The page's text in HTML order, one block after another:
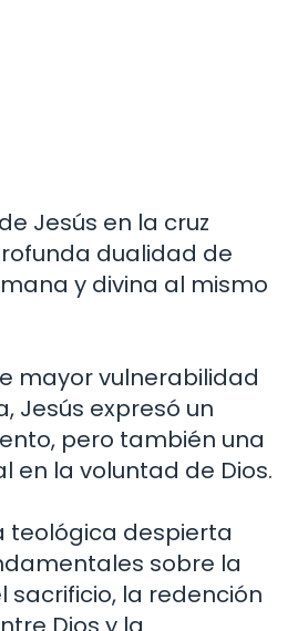
Jesús en la cruz
dualidad de
y divina al mismo
mayor vulnerabilidad
Jesús expresó un
pero también una
en la voluntad de Dios.
teológica despierta
sobre la
sacrificio, la redención